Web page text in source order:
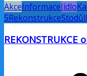
AkceInformaceJídlo
5Rekonstrukce